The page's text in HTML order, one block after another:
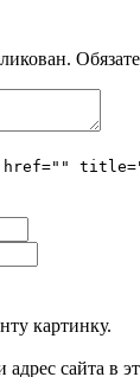
href=""
картинку.
сайта в